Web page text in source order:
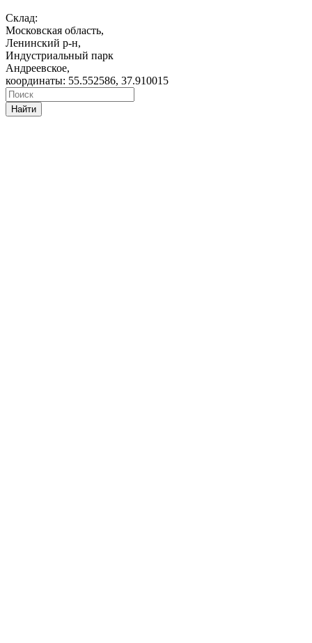
Склад:
Московская область,
Ленинский р-н,
Индустриальный парк
Андреевское,
координаты: 55.552586, 37.910015
Найти